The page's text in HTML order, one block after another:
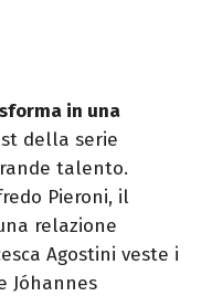
in una
della serie
talento.
Pieroni, il
relazione
Agostini veste i
Jóhannes